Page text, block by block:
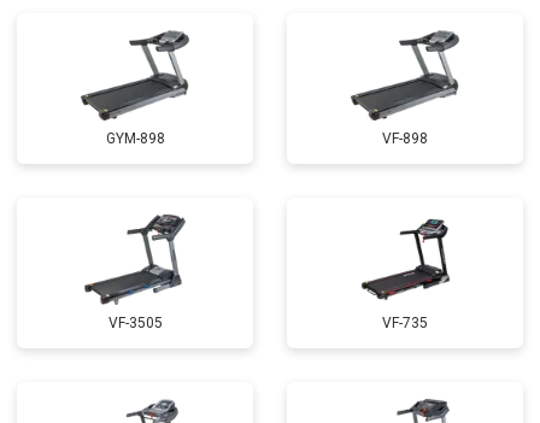
GYM-898 VF-898
VF-3505 VF-735